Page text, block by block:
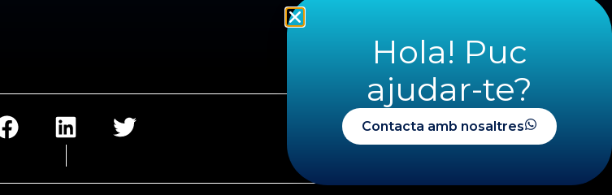
Hola! Puc
ajudar-te?
Contacta amb nosaltres